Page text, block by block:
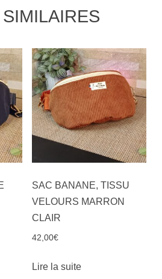
SAC BANANE, TISSU
VELOURS MARRON
CLAIR
42,00€
Lire la suite